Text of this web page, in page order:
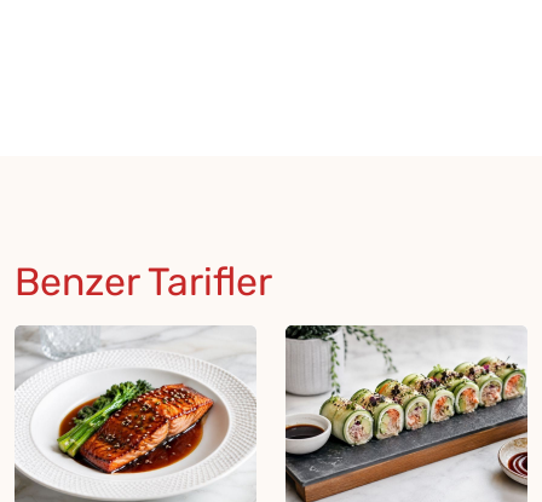
Benzer Tarifler